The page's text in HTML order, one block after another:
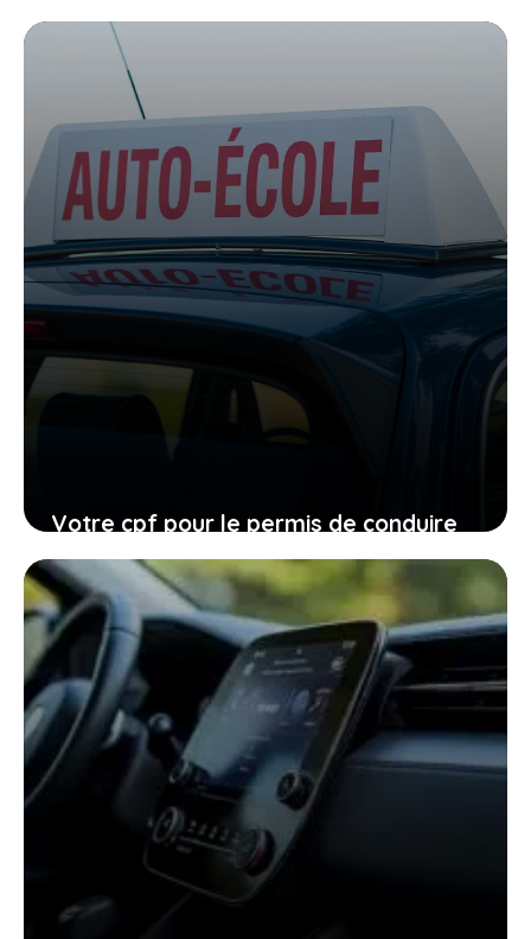
Votre cpf pour le permis de conduire
expire en 2026, ne laissez pas filer
cette ultime chance
27 janvier 2026